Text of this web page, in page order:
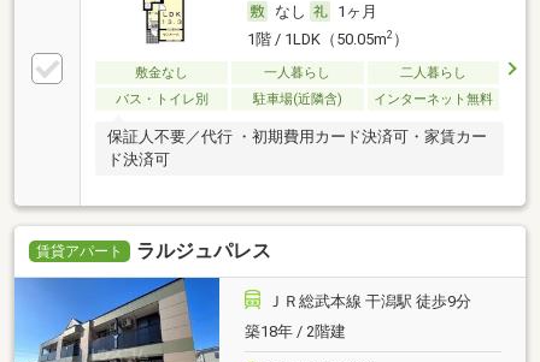
なし
1ヶ月
1階 / 1LDK（50.05m2）
敷金なし 一人暮らし
二人暮らし
バス・トイレ別
駐車場(近隣含) インターネット無料
保証人不要／代行 ・初期費用カード決済可・家賃カー
ド決済可
賃貸アパート ラルジュパレス
ＪＲ総武本線 干潟駅 徒歩9分
築18年 / 2階建